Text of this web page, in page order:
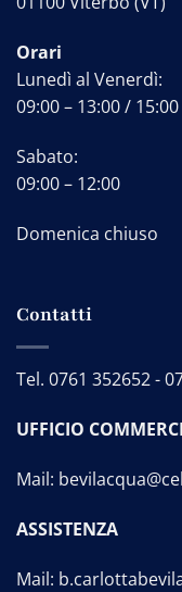
Orari
Lunedì al Venerdì:
09:00 – 13:00 /
Sabato:
09:00 – 12:00
Domenica chiuso
Contatti
Tel. 0761 352652-
UFFICIO
Mail:
ASSISTENZA
Mail: